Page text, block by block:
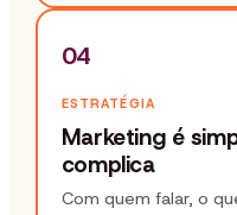
04
ESTRATÉGIA
Marketing é
complica
Com quem falar, o